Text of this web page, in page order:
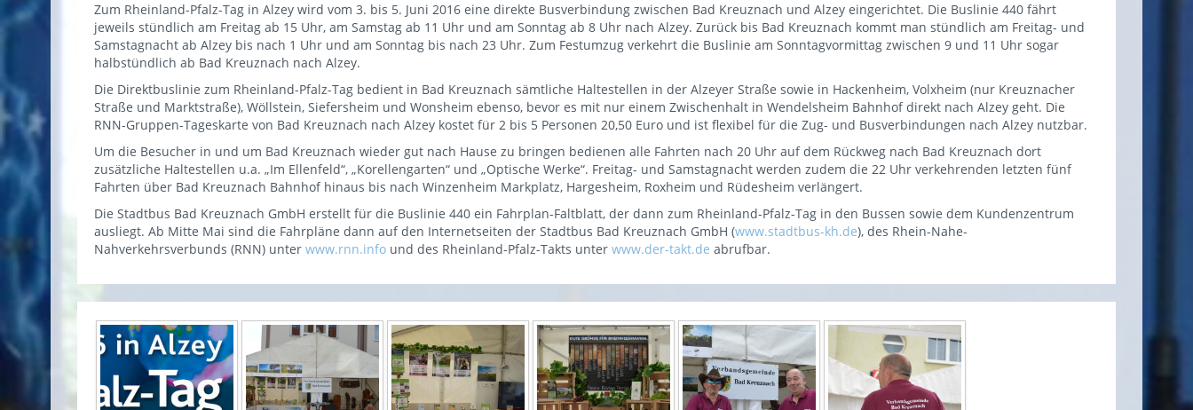
Zum Rheinland-Pfalz-Tag in Alzey wird vom 3. bis 5. Juni 2016 eine direkte Busverbindung zwischen Bad Kreuznach und Alzey eingerichtet. Die Buslinie 440 fährt
jeweils stündlich am Freitag ab 15 Uhr, am Samstag ab 11 Uhr und am Sonntag ab 8 Uhr nach Alzey. Zurück bis Bad Kreuznach kommt man stündlich am Freitag- und
Samstagnacht ab Alzey bis nach 1 Uhr und am Sonntag bis nach 23 Uhr. Zum Festumzug verkehrt die Buslinie am Sonntagvormittag zwischen 9 und 11 Uhr sogar
halbstündlich ab Bad Kreuznach nach Alzey.
Die Direktbuslinie zum Rheinland-Pfalz-Tag bedient in Bad Kreuznach sämtliche Haltestellen in der Alzeyer Straße sowie in Hackenheim, Volxheim (nur Kreuznacher
Straße und Marktstraße), Wöllstein, Siefersheim und Wonsheim ebenso, bevor es mit nur einem Zwischenhalt in Wendelsheim Bahnhof direkt nach Alzey geht. Die
RNN-Gruppen-Tageskarte von Bad Kreuznach nach Alzey kostet für 2 bis 5 Personen 20,50 Euro und ist flexibel für die Zug- und Busverbindungen nach Alzey nutzbar.
Um die Besucher in und um Bad Kreuznach wieder gut nach Hause zu bringen bedienen alle Fahrten nach 20 Uhr auf dem Rückweg nach Bad Kreuznach dort
zusätzliche Haltestellen u.a. „Im Ellenfeld“, „Korellengarten“ und „Optische Werke“. Freitag- und Samstagnacht werden zudem die 22 Uhr verkehrenden letzten fünf
Fahrten über Bad Kreuznach Bahnhof hinaus bis nach Winzenheim Markplatz, Hargesheim, Roxheim und Rüdesheim verlängert.
Die Stadtbus Bad Kreuznach GmbH erstellt für die Buslinie 440 ein Fahrplan-Faltblatt, der dann zum Rheinland-Pfalz-Tag in den Bussen sowie dem Kundenzentrum
ausliegt. Ab Mitte Mai sind die Fahrpläne dann auf den Internetseiten der Stadtbus Bad Kreuznach GmbH (www.stadtbus-kh.de), des Rhein-Nahe-
Nahverkehrsverbunds (RNN) unter www.rnn.info und des Rheinland-Pfalz-Takts unter www.der-takt.de abrufbar.